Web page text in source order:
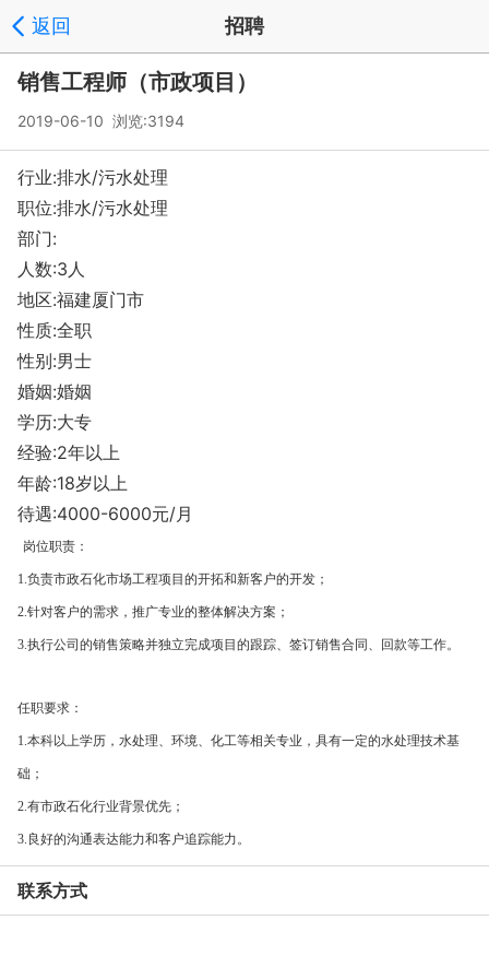
返回 招聘
销售工程师（市政项目）
2019-06-10 浏览:3194
行业:排水/污水处理
职位:排水/污水处理
部门:
人数:3人
地区:福建厦门市
性质:全职
性别:男士
婚姻:婚姻
学历:大专
经验:2年以上
年龄:18岁以上
待遇:4000-6000元/月
岗位职责：
1.负责市政石化市场工程项目的开拓和新客户的开发；
2.针对客户的需求，推广专业的整体解决方案；
3.执行公司的销售策略并独立完成项目的跟踪、签订销售合同、回款等工作。
任职要求：
1.本科以上学历，水处理、环境、化工等相关专业，具有一定的水处理技术基
础；
2.有市政石化行业背景优先；
3.良好的沟通表达能力和客户追踪能力。
联系方式